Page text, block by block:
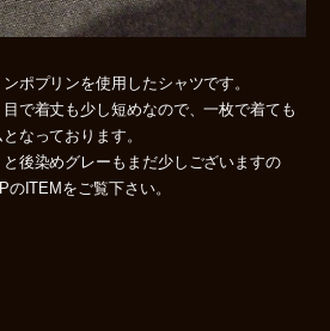
ポプリンを使用したシャツです。
で着丈も少し短めなので、一枚で着ても
なっております。
後染めグレーもまだ少しございますの
ITEMをご覧下さい。